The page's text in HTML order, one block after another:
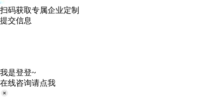
扫码获取专属企业定制
提交信息
我是登登~
在线咨询请点我